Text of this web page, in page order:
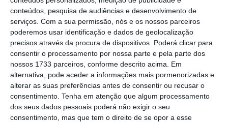
conteúdos, pesquisa de audiências e desenvolvimento de
serviços. Com a sua permissão, nós e os nossos parceiros
poderemos usar identificação e dados de geolocalização
precisos através da procura de dispositivos. Poderá clicar para
consentir o processamento por nossa parte e pela parte dos
nossos 1733 parceiros, conforme descrito acima. Em
alternativa, pode aceder a informações mais pormenorizadas e
alterar as suas preferências antes de consentir ou recusar o
consentimento. Tenha em atenção que algum processamento
dos seus dados pessoais poderá não exigir o seu
consentimento, mas que tem o direito de se opor a esse
carregamento nos locais onde permanecemos
mais tempo, como nas nossas casas ou locais de
trabalho. Assim, temos a certeza da qualidade de
serviço ao mesmo tempo que reduzimos custos
associados. Certo que não há fórmulas mágicas,
mas, neste caso, os operadores do mercado como
a ChargeGuru podem e devem garantir uma
qualidade de serviço que ajude a transição